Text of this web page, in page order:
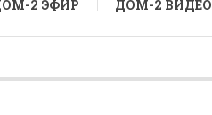
2 ЭФИР ДОМ-2 ВИДЕО